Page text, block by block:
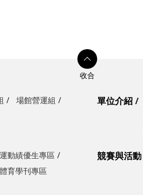
場館營運組
單位介紹
運動績優生專區
育學刊專區
競賽與活動